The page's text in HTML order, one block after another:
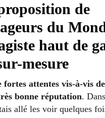
de
du
haut de
mesure
fortes attentes vis-à-vis
bonne réputation.
allé les voir quelques